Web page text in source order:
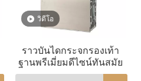
วิดีโอ
ราวบันไดกระจกรองเท้า
ฐานพรีเมี่ยมดีไซน์ทันสมัย